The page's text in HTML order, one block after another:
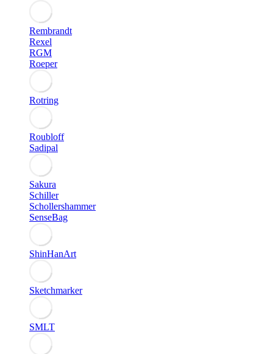
Rembrandt
Rexel
RGM
Roeper
Rotring
Roubloff
Sadipal
Sakura
Schiller
Schollershammer
SenseBag
ShinHanArt
Sketchmarker
SMLT